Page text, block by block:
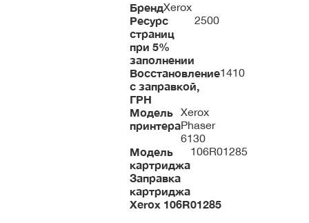
БрендXerox
Ресурс
страниц
при 5%
заполнении
2500
Восстановление
с заправкой,
ГРН
1410
Модель
принтера
Xerox
Phaser
6130
Модель
картриджа
106R01285
Заправка
картриджа
Xerox 106R01285